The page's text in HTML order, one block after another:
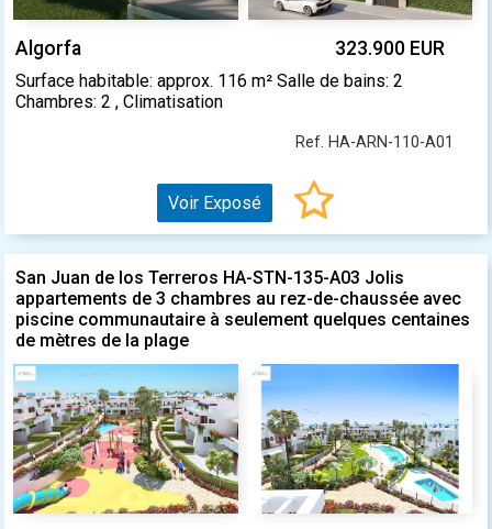
Algorfa 323.900 EUR
Surface habitable: approx. 116 m² Salle de bains: 2
Chambres: 2 , Climatisation
Ref. HA-ARN-110-A01
Voir Exposé
San Juan de los Terreros HA-STN-135-A03 Jolis
appartements de 3 chambres au rez-de-chaussée avec
piscine communautaire à seulement quelques centaines
de mètres de la plage